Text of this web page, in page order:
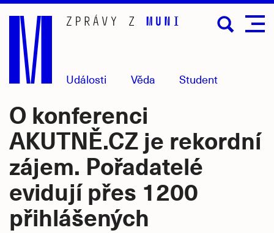
Přejít
hlavní
obsah
Události Věda Student
O konferenci
AKUTNĚ.CZ je rekordní
zájem. Pořadatelé
evidují přes 1200
přihlášených